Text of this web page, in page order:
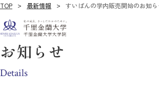
TOP 最新情報 すいぱんの学内販売開始のお知
お知らせ
Details